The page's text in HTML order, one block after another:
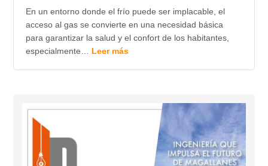
En un entorno donde el frío puede ser implacable, el
acceso al gas se convierte en una necesidad básica
para garantizar la salud y el confort de los habitantes,
especialmente… Leer más